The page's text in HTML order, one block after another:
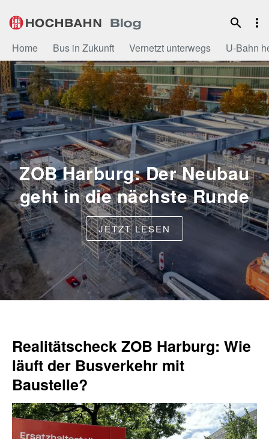
Inhalt
Home Bus in Zukunft Vernetzt unterwegs U-Bahn
ZOB Harburg: Der Neubau
geht in die nächste Runde
JETZT LESEN
Realitätscheck ZOB Harburg: Wie
läuft der Busverkehr mit
Baustelle?